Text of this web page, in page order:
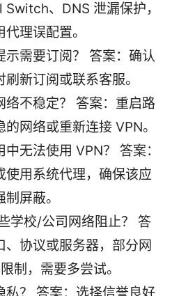
、DNS 泄漏保护，
理误配置。
示需要订阅？ 答案：确认
新订阅或联系客服。
络不稳定？ 答案：重启路
网络或重新连接 VPN。
无法使用 VPN？ 答案：
使用系统代理，确保该应
屏蔽。
学校/公司网络阻止？ 答
、协议或服务器，部分网
制，需要多尝试。